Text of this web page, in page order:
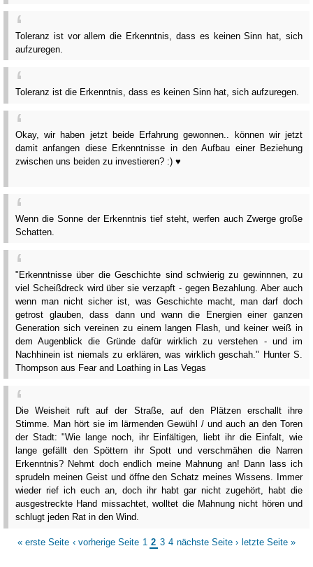
Toleranz ist vor allem die Erkenntnis, dass es keinen Sinn hat, sich
aufzuregen.
Toleranz ist die Erkenntnis, dass es keinen Sinn hat, sich aufzuregen.
Okay, wir haben jetzt beide Erfahrung gewonnen.. können wir jetzt
damit anfangen diese Erkenntnisse in den Aufbau einer Beziehung
zwischen uns beiden zu investieren? :) ♥
Wenn die Sonne der Erkenntnis tief steht, werfen auch Zwerge große
Schatten.
"Erkenntnisse über die Geschichte sind schwierig zu gewinnnen, zu
viel Scheißdreck wird über sie verzapft - gegen Bezahlung. Aber auch
wenn man nicht sicher ist, was Geschichte macht, man darf doch
getrost glauben, dass dann und wann die Energien einer ganzen
Generation sich vereinen zu einem langen Flash, und keiner weiß in
dem Augenblick die Gründe dafür wirklich zu verstehen - und im
Nachhinein ist niemals zu erklären, was wirklich geschah." Hunter S.
Thompson aus Fear and Loathing in Las Vegas
Die Weisheit ruft auf der Straße, auf den Plätzen erschallt ihre
Stimme. Man hört sie im lärmenden Gewühl / und auch an den Toren
der Stadt: "Wie lange noch, ihr Einfältigen, liebt ihr die Einfalt, wie
lange gefällt den Spöttern ihr Spott und verschmähen die Narren
Erkenntnis? Nehmt doch endlich meine Mahnung an! Dann lass ich
sprudeln meinen Geist und öffne den Schatz meines Wissens. Immer
wieder rief ich euch an, doch ihr habt gar nicht zugehört, habt die
ausgestreckte Hand missachtet, wolltet die Mahnung nicht hören und
schlugt jeden Rat in den Wind.
« erste Seite ‹ vorherige Seite 1 2 3 4 nächste Seite › letzte Seite »